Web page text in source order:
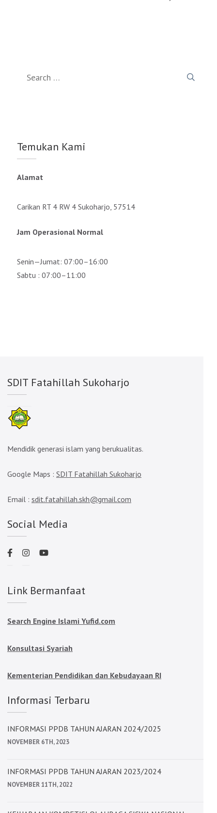
Temukan Kami
Alamat
Carikan RT 4 RW 4 Sukoharjo, 57514
Jam Operasional Normal
Senin—Jumat: 07:00–16:00
Sabtu : 07:00–11:00
SDIT Fatahillah Sukoharjo
Mendidik generasi islam yang berukualitas.
Google Maps : SDIT Fatahillah Sukoharjo
Email : sdit.fatahillah.skh@gmail.com
Social Media
Link Bermanfaat
Search Engine Islami Yufid.com
Konsultasi Syariah
Kementerian Pendidikan dan Kebudayaan RI
Informasi Terbaru
INFORMASI PPDB TAHUN AJARAN 2024/2025
NOVEMBER 6TH, 2023
INFORMASI PPDB TAHUN AJARAN 2023/2024
NOVEMBER 11TH, 2022